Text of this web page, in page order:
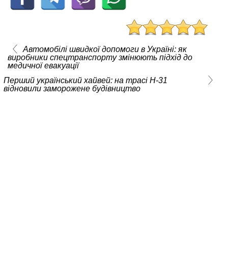
Автомобілі швидкої допомоги в Україні: як
виробники спецтранспорту змінюють підхід до
медичної евакуації
Перший український хайвей: на трасі Н-31
відновили заморожене будівництво